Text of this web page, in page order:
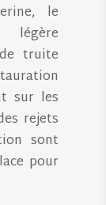
le
légère
truite
sur les
rejets
sont
pour